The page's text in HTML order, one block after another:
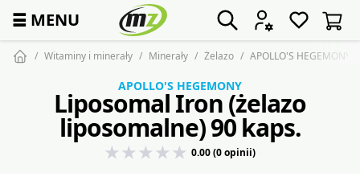
☰ MENU
Witaminy i minerały Minerały Żelazo APOLLO'S HEGEMONY
APOLLO'S HEGEMONY
Liposomal Iron (żelazo
liposomalne) 90 kaps.
0.00 (0 opinii)